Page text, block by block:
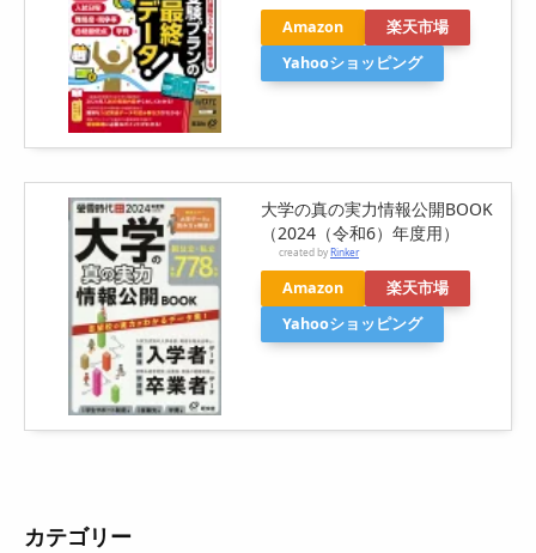
Amazon
楽天市場
Yahooショッピング
大学の真の実力情報公開BOOK
（2024（令和6）年度用）
created by Rinker
Amazon
楽天市場
Yahooショッピング
カテゴリー